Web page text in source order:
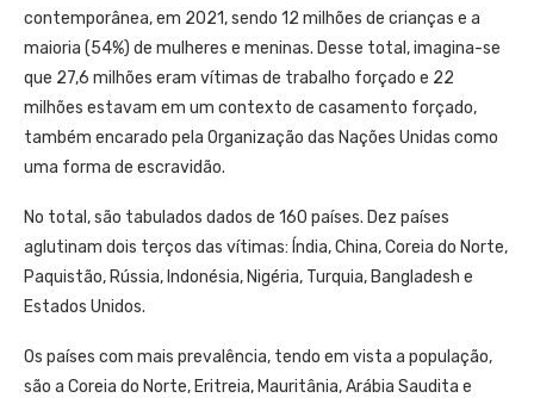
contemporânea, em 2021, sendo 12 milhões de crianças e a
maioria (54%) de mulheres e meninas. Desse total, imagina-se
que 27,6 milhões eram vítimas de trabalho forçado e 22
milhões estavam em um contexto de casamento forçado,
também encarado pela Organização das Nações Unidas como
uma forma de escravidão.
No total, são tabulados dados de 160 países. Dez países
aglutinam dois terços das vítimas: Índia, China, Coreia do Norte,
Paquistão, Rússia, Indonésia, Nigéria, Turquia, Bangladesh e
Estados Unidos.
Os países com mais prevalência, tendo em vista a população,
são a Coreia do Norte, Eritreia, Mauritânia, Arábia Saudita e